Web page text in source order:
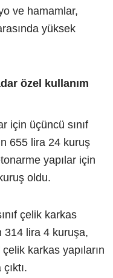
ve hamamlar,
yüksek
özel kullanım
için üçüncü sınıf
655 lira 24 kuruş
yapılar için
oldu.
çelik karkas
314 lira 4 kuruşa,
karkas yapıların